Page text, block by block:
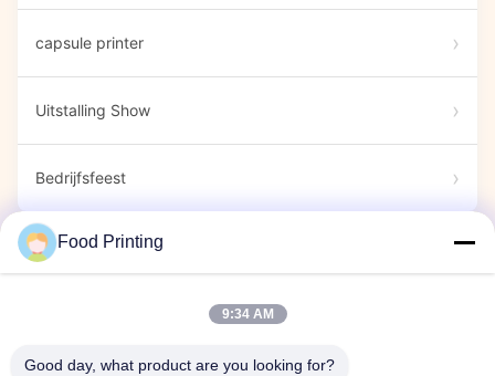
capsule printer
Uitstalling Show
Bedrijfsfeest
VideosOver ons
Food Printing
9:34 AM
Good day, what product are you looking for?